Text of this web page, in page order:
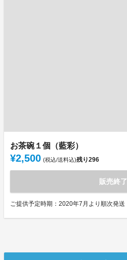
お茶碗１個（藍彩）
¥2,500 (税込/送料込)残り296
販売終了
ご提供予定時期：2020年7月より順次発送